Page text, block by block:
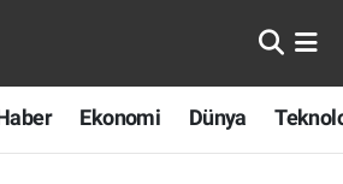
Ekonomi Dünya